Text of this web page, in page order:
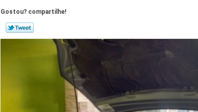
Gostou? compartilhe!